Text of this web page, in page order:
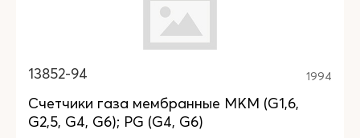
13852-94 1994
Счетчики газа мембранные MKM (G1,6,
G2,5, G4, G6); PG (G4, G6)